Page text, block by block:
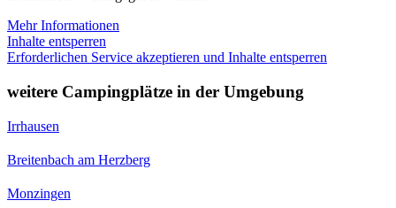
Mehr Informationen
Inhalte entsperren
Erforderlichen Service akzeptieren und Inhalte entsperren
weitere Campingplätze in der Umgebung
Irrhausen
Breitenbach am Herzberg
Monzingen